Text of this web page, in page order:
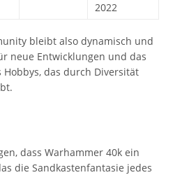
2022
bleibt also dynamisch und
neue Entwicklungen und das
das durch Diversität
dass Warhammer 40k ein
die Sandkastenfantasie jedes